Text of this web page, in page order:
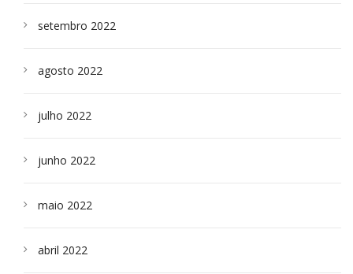
setembro 2022
agosto 2022
julho 2022
junho 2022
maio 2022
abril 2022